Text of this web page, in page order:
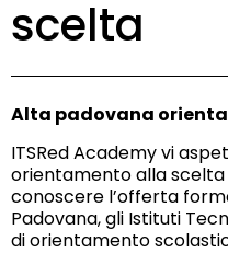
scelta
Alta padovana orienta
ITSRed Academy vi
orientamento alla scelta
conoscere l’offerta
Padovana, gli Istituti
di orientamento